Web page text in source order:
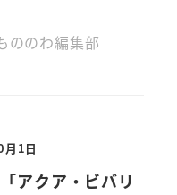
ののわ編集部
1日
アクア・ビバリ